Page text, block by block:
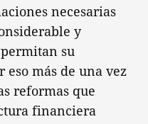
necesarias
y
su
más de una vez
reformas que
financiera